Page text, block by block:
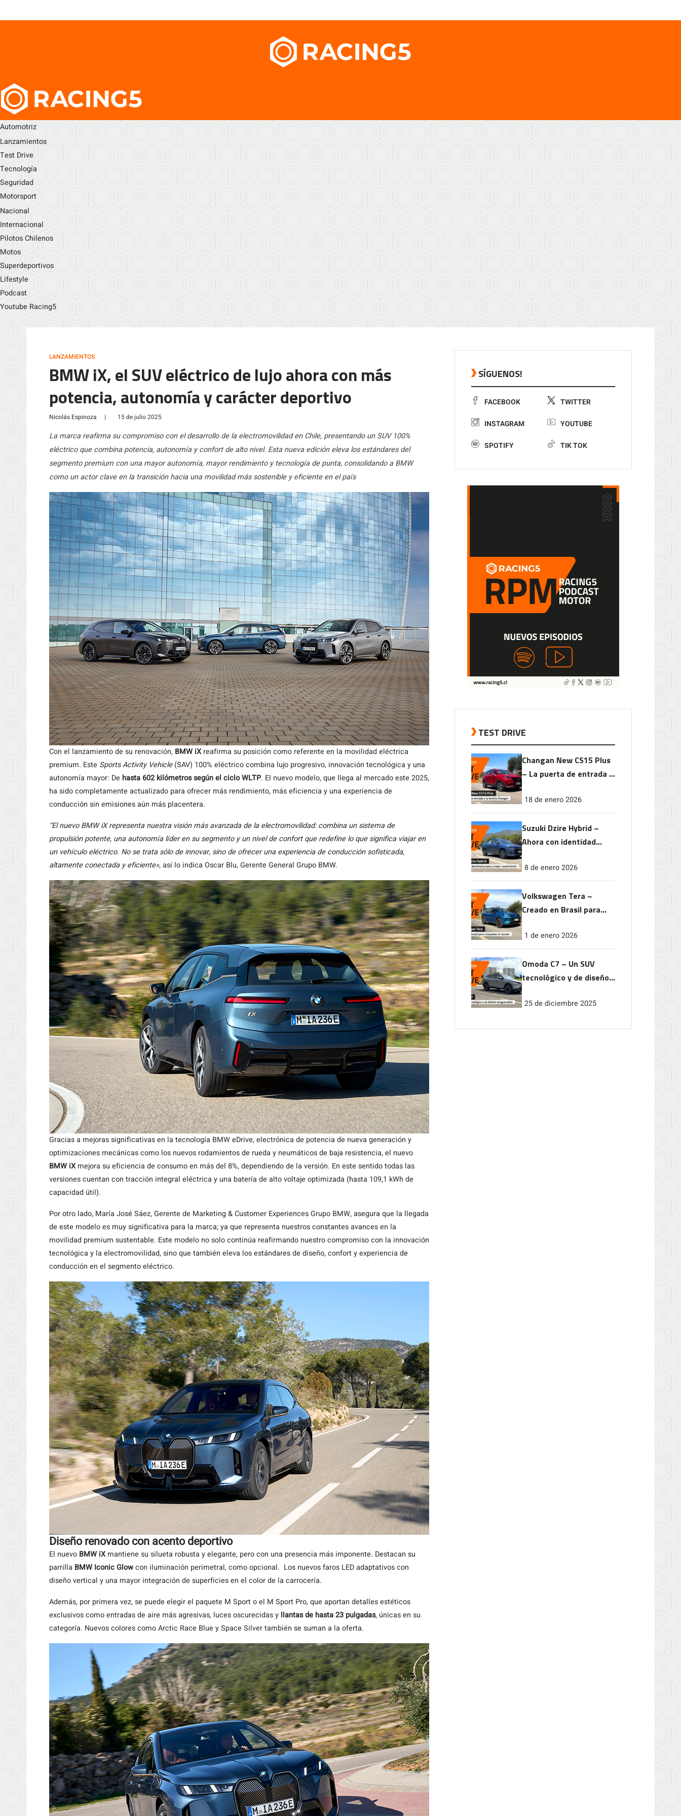
Automotriz
Lanzamientos
Test Drive
Tecnología
Seguridad
Motorsport
Nacional
Internacional
Pilotos Chilenos
Motos
Superdeportivos
Lifestyle
Podcast
Youtube Racing5
LANZAMIENTOS
BMW iX, el SUV eléctrico de lujo ahora con más
potencia, autonomía y carácter deportivo
Nicolás Espinoza | 15 de julio 2025
La marca reafirma su compromiso con el desarrollo de la electromovilidad en Chile, presentando un SUV 100%
eléctrico que combina potencia, autonomía y confort de alto nivel. Esta nueva edición eleva los estándares del
segmento premium con una mayor autonomía, mayor rendimiento y tecnología de punta, consolidando a BMW
como un actor clave en la transición hacia una movilidad más sostenible y eficiente en el país
Con el lanzamiento de su renovación, BMW iXreafirma su posición como referente en la movilidad eléctrica
premium. Este Sports Activity Vehicle(SAV) 100% eléctrico combina lujo progresivo, innovación tecnológica y una
autonomía mayor: De hasta 602 kilómetros según el ciclo WLTP. El nuevo modelo, que llega al mercado este 2025,
ha sido completamente actualizado para ofrecer más rendimiento, más eficiencia y una experiencia de
conducción sin emisiones aún más placentera.
“El nuevo BMW iX representa nuestra visión más avanzada de la electromovilidad: combina un sistema de
propulsión potente, una autonomía líder en su segmento y un nivel de confort que redefine lo que significa viajar en
un vehículo eléctrico. No se trata sólo de innovar, sino de ofrecer una experiencia de conducción sofisticada,
altamente conectada y eficiente», así lo indica Oscar Blu, Gerente General Grupo BMW.
Gracias a mejoras significativas en la tecnología BMW eDrive, electrónica de potencia de nueva generación y
optimizaciones mecánicas como los nuevos rodamientos de rueda y neumáticos de baja resistencia, el nuevo
BMW iXmejora su eficiencia de consumo en más del 8%, dependiendo de la versión. En este sentido todas las
versiones cuentan con tracción integral eléctrica y una batería de alto voltaje optimizada (hasta 109,1 kWh de
capacidad útil).
Por otro lado, María José Sáez, Gerente de Marketing & Customer Experiences Grupo BMW, asegura que la llegada
de este modelo es muy significativa para la marca; ya que representa nuestros constantes avances en la
movilidad premium sustentable. Este modelo no solo continúa reafirmando nuestro compromiso con la innovación
tecnológica y la electromovilidad, sino que también eleva los estándares de diseño, confort y experiencia de
conducción en el segmento eléctrico.
Diseño renovado con acento deportivo
El nuevo BMW iXmantiene su silueta robusta y elegante, pero con una presencia más imponente. Destacan su
parrilla BMW Iconic Glowcon iluminación perimetral, como opcional. Los nuevos faros LED adaptativos con
diseño vertical y una mayor integración de superficies en el color de la carrocería.
Además, por primera vez, se puede elegir el paquete M Sport o el M Sport Pro, que aportan detalles estéticos
exclusivos como entradas de aire más agresivas, luces oscurecidas y llantas de hasta 23 pulgadas, únicas en su
categoría. Nuevos colores como Arctic Race Blue y Space Silver también se suman a la oferta.
SÍGUENOS!
FACEBOOK TWITTER
INSTAGRAM YOUTUBE
SPOTIFY TIK TOK
TEST DRIVE
Changan New CS15 Plus
– La puerta de entrada a
18 de enero 2026
Suzuki Dzire Hybrid –
Ahora con identidad
rendimiento
8 de enero 2026
Volkswagen Tera –
Creado en Brasil para
1 de enero 2026
Omoda C7 – Un SUV
tecnológico y de diseño
25 de diciembre 2025